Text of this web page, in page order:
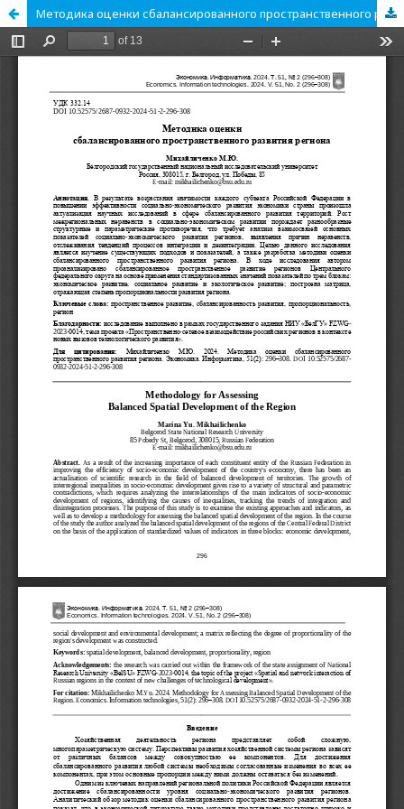
Методика оценки сбалансированного пространственного развития региона